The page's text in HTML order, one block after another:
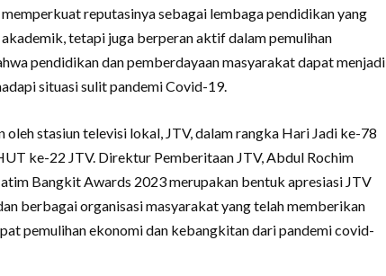
reputasinya sebagai lembaga pendidikan yang
tetapi juga berperan aktif dalam pemulihan
pendidikan dan pemberdayaan masyarakat dapat menjadi
situasi sulit pandemi Covid-19.
stasiun televisi lokal, JTV, dalam rangka Hari Jadi ke-78
ke-22 JTV. Direktur Pemberitaan JTV, Abdul Rochim
Bangkit Awards 2023 merupakan bentuk apresiasi JTV
berbagai organisasi masyarakat yang telah memberikan
pemulihan ekonomi dan kebangkitan dari pandemi covid-